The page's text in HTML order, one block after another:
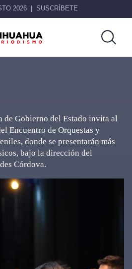
2026 SUSCRÍBETE
de Gobierno del Estado invita al
Encuentro de Orquestas y
donde se presentarán más
bajo la dirección del
Córdova.